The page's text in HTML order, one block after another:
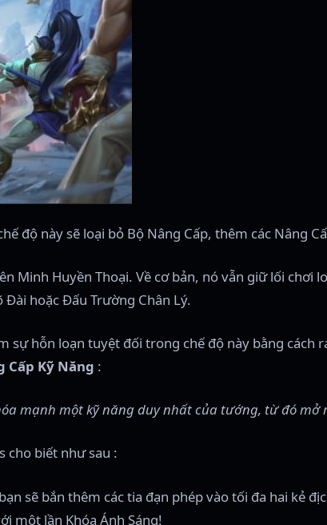
độ này sẽ loại bỏ Bộ Nâng Cấp, thêm các Nâng
Minh Huyền Thoại. Về cơ bản, nó vẫn giữ lối
hoặc Đấu Trường Chân Lý.
sự hỗn loạn tuyệt đối trong chế độ này bằng
Cấp Kỹ Năng :
mạnh một kỹ năng duy nhất của tướng, từ đó
cho biết như sau :
sẽ bắn thêm các tia đạn phép vào tối đa hai kẻ
một lần Khóa Ánh Sáng!